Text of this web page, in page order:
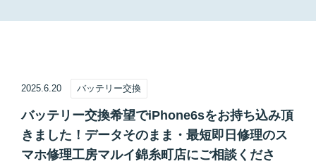
2025.6.20 バッテリー交換
バッテリー交換希望でiPhone6sをお持ち込み頂
きました！データそのまま・最短即日修理のス
マホ修理工房マルイ錦糸町店にご相談くださ